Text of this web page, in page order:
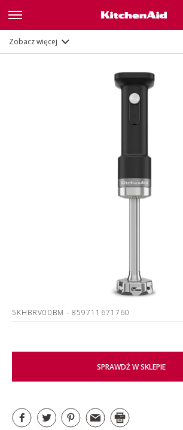
Zobacz więcej
5KHBRV00BM - 859711671760
SPRAWDŹ W SKLEPIE